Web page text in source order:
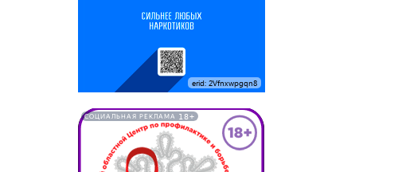
erid: 2Vfnxwpgqn8
СОЦИАЛЬНАЯ РЕКЛАМА 18+